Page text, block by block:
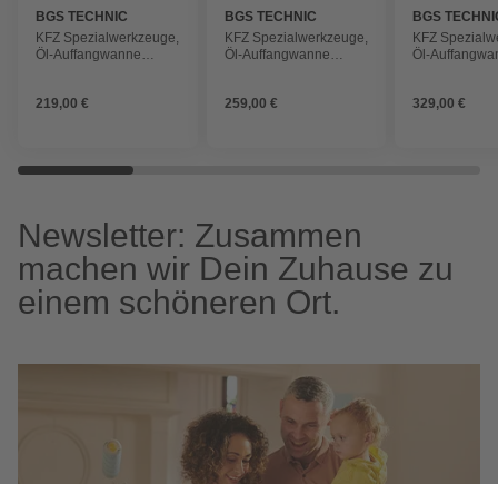
BGS TECHNIC
KFZ Spezialwerkzeuge,
Öl-Auffangwanne
219,00 €
BGS TECHNIC
KFZ Spezialwerkzeuge,
Öl-Auffangwanne
259,00 €
BGS
KFZ
Öl-
329,00 €
Newsletter: Zusammen
machen wir Dein Zuhause zu
einem schöneren Ort.